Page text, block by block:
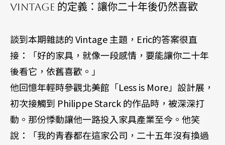
Vintage 的定義：讓你二十年後仍然喜歡
談到本期雜誌的 Vintage 主題，Eric的答案很直
接：「好的家具，就像一段感情，要能讓你二十年
後看它，依舊喜歡。」
他回憶年輕時參觀北美館「Less is More」設計展，
初次接觸到 Philippe Starck 的作品時，被深深打
動。那份悸動讓他一路投入家具產業至今。他笑
說：「我的青春都在這家公司，二十五年沒有換過